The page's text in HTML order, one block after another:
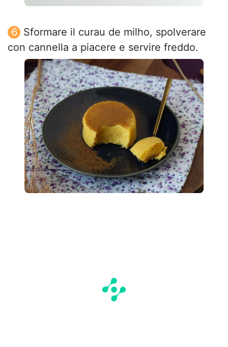
Sformare il curau de milho, spolverare
con cannella a piacere e servire freddo.